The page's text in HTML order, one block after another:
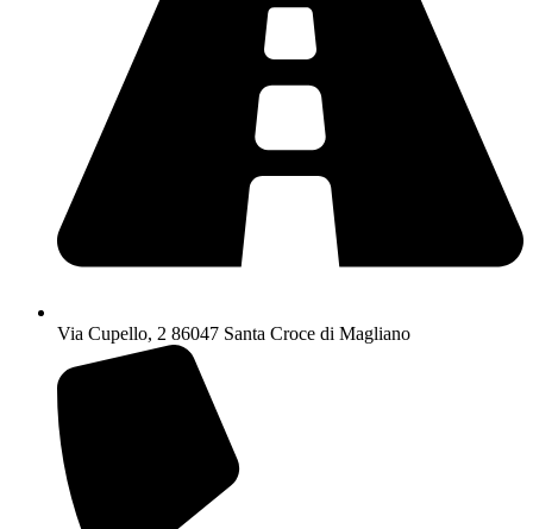
Via Cupello, 2 86047 Santa Croce di Magliano